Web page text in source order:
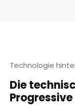
Technologie
Die